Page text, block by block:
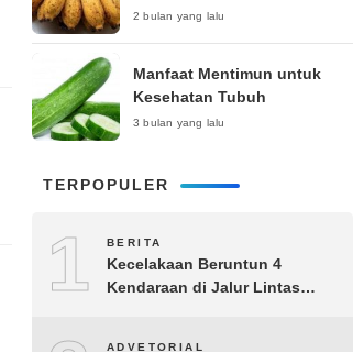
2 bulan yang lalu
Manfaat Mentimun untuk
Kesehatan Tubuh
3 bulan yang lalu
TERPOPULER
1 BERITA
Kecelakaan Beruntun 4
Kendaraan di Jalur Lintas
ADVETORIAL